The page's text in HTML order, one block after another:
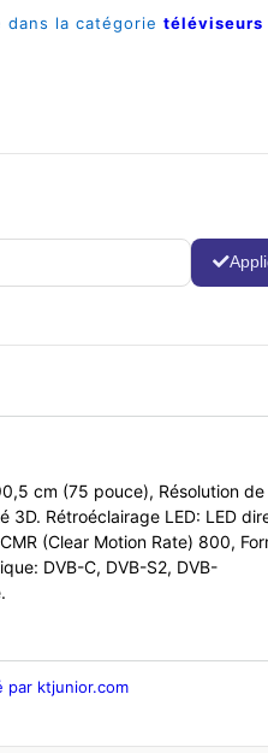
dans la catégorie téléviseurs
cm (75 pouce), Résolution
3D. Rétroéclairage LED: LED
(Clear Motion Rate) 800,
DVB-C, DVB-S2, DVB-
par ktjunior.com